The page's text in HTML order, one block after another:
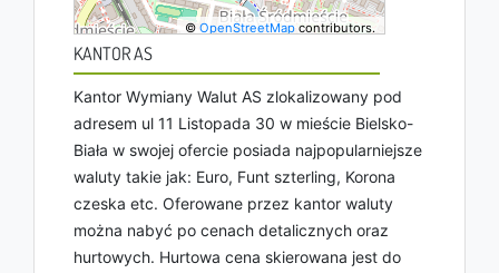
©OpenStreetMap contributors.
KANTOR AS
Kantor Wymiany Walut AS zlokalizowany pod
adresem ul 11 Listopada 30 w mieście Bielsko-
Biała w swojej ofercie posiada najpopularniejsze
waluty takie jak: Euro, Funt szterling, Korona
czeska etc. Oferowane przez kantor waluty
można nabyć po cenach detalicznych oraz
hurtowych. Hurtowa cena skierowana jest do